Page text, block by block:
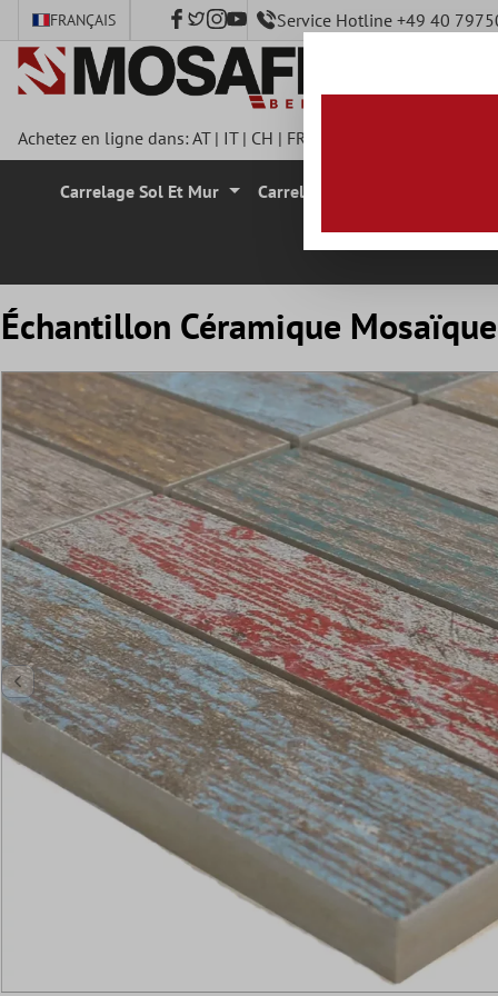
principal
FRANÇAIS Service Hotline +49 40
Achetez en ligne dans:AT| IT| CH | FR
Carrelage Sol Et Mur Carrelage Mural
Échantillon Céramique